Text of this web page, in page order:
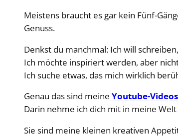
Meistens braucht es gar kein Fünf-
Genuss.
Denkst du manchmal: Ich will
Ich möchte inspiriert werden, aber
Ich suche etwas, das mich wirklich
Genau das sind meine Youtube-Videos
Darin nehme ich dich mit in meine
Sie sind meine kleinen kreativen